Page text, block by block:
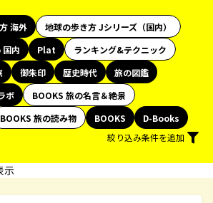
海外
地球の歩き方 Jシリーズ（国内）
内 Plat
ランキング&テクニック
御朱印 歴史時代
旅の図鑑
ボ
BOOKS 旅の名言＆絶景
BOOKS 旅の読み物 BOOKS
D-Books
絞り込み条件を追加
示